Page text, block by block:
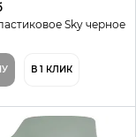
Sky черное
В 1 КЛИК